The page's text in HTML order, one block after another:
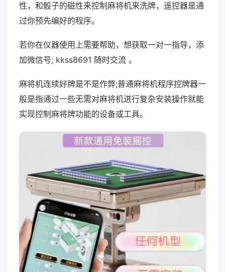
性，和骰子的磁性来控制麻将机来洗牌，遥控器是通
过你预先编好的程序。
若你在仪器使用上需要帮助，想获取一对一指导，添
加微信号; kkss8691 随时交流 。
麻将机连续好牌是不是作弊;普通麻将机程序控牌器一
般是指通过一些无需对麻将机进行复杂安装操作就能
实现控制麻将牌功能的设备或工具。